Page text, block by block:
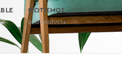
ΦΩΤΙΣΜΟΣ
290 Products